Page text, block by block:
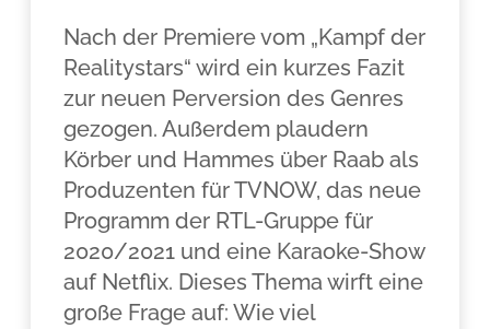
Nach der Premiere vom „Kampf der
Realitystars“ wird ein kurzes Fazit
zur neuen Perversion des Genres
gezogen. Außerdem plaudern
Körber und Hammes über Raab als
Produzenten für TVNOW, das neue
Programm der RTL-Gruppe für
2020/2021 und eine Karaoke-Show
auf Netflix. Dieses Thema wirft eine
große Frage auf: Wie viel